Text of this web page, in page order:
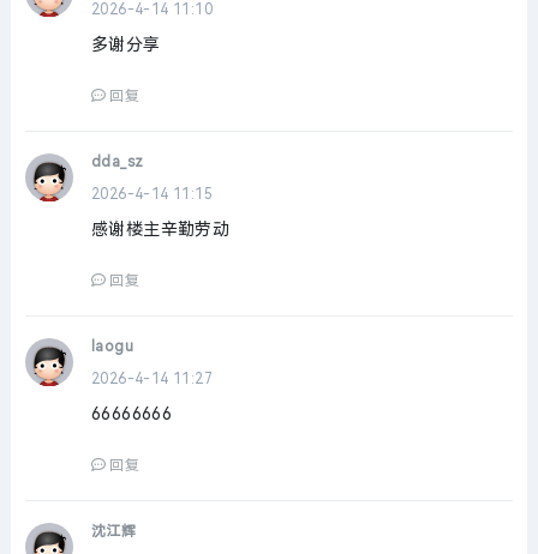
2026-4-14 11:10
多谢分享
回复
dda_sz
2026-4-14 11:15
感谢楼主辛勤劳动
回复
laogu
2026-4-14 11:27
66666666
回复
沈江辉